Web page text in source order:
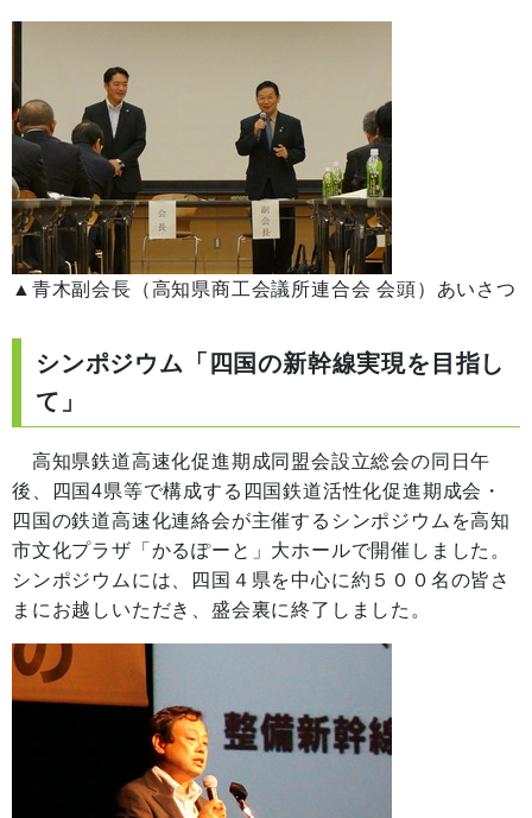
▲青木副会長（高知県商工会議所連合会 会頭）あいさつ
シンポジウム「四国の新幹線実現を目指し
て」
高知県鉄道高速化促進期成同盟会設立総会の同日午
後、四国4県等で構成する四国鉄道活性化促進期成会・
四国の鉄道高速化連絡会が主催するシンポジウムを高知
市文化プラザ「かるぽーと」大ホールで開催しました。
シンポジウムには、四国４県を中心に約５００名の皆さ
まにお越しいただき、盛会裏に終了しました。